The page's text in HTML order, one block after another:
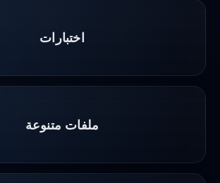
اختبارات
ملفات متنوعة